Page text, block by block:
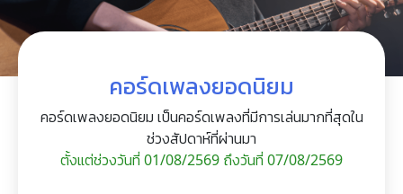
คอร์ดเพลงยอดนิยม
คอร์ดเพลงยอดนิยม เป็นคอร์ดเพลงที่มีการเล่นมากที่สุดใน
ช่วงสัปดาห์ที่ผ่านมา
ตั้งแต่ช่วงวันที่ 01/08/2569 ถึงวันที่ 07/08/2569